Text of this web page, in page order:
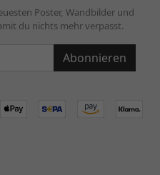
Poster, Wandbilder und
du nichts mehr verpasst.
Abonnieren